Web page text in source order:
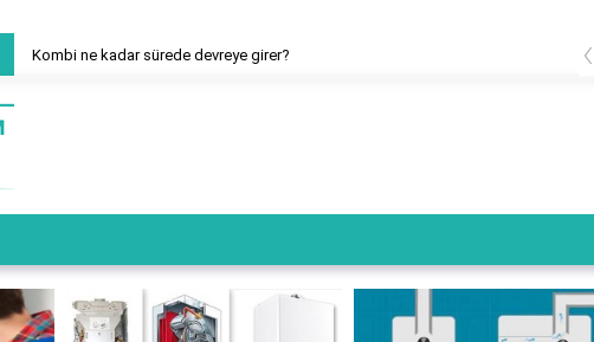
Kombi ne kadar sürede devreye girer? ‹